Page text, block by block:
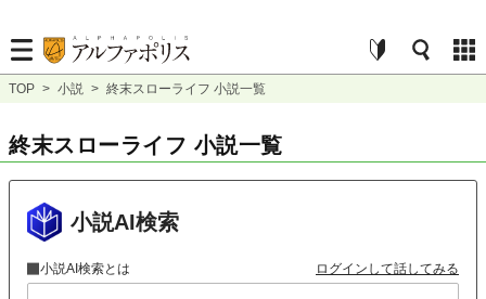
TOP > 小説 > 終末スローライフ 小説一覧
終末スローライフ 小説一覧
小説AI検索
小説AI検索とは ログインして話してみる